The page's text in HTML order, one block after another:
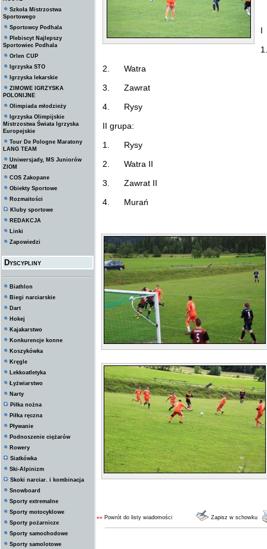
Szkoła Mistrzostwa
Sportowego
Sportowcy Podhala
Plebiscyt Najlepszy
Sportowiec Podhala
Orlen CUP
Igrzyska STO
Igrzyska lekarskie
ZIMOWE IGRZYSKA
POLONIJNE
Olimpiada młodzieży
Igrzyska Olimpijskie
Mistrzostwa Świata Igrzyska
Europejskie
Tour De Pologne Maratony
LANG TEAM
Uniwersjady, MS Juniorów
ZIOM
COS Zakopane
Obiekty Sportowe
Rozmaitości
Kluby sportowe
REDAKCJA
Linki
Zapowiedzi
Dyscypliny
Biathlon
Biegi narciarskie
Dart
Hokej
Kajakarstwo
Konkurencje konne
Koszykówka
Kręgle
Lekkoatletyka
Łyżwiarstwo
Narty
Piłka nożna
Piłka ręczna
Pływanie
Podnoszenie ciężarów
Rowery
Siatkówka
Ski-Alpinizm
Skoki narciar. i kombinacja
Snowboard
Sporty extremalne
Sporty motocyklowe
Sporty pożarnicze
Sporty samochodowe
Sporty samolotowe
I
2. Watra
3. Zawrat
4. Rysy
II grupa:
1. Rysy
2. Watra II
3. Zawrat II
4. Murań
«« Powrót do listy wiadomości Zapisz w schowku